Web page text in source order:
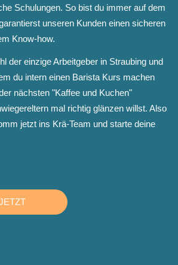
Schulungen. So bist du immer auf dem
unseren Kunden einen sicheren
Know-how.
der einzige Arbeitgeber in Straubing und
du intern einen Barista Kurs machen
nächsten "Kaffee und Kuchen"
mal richtig glänzen willst. Also
jetzt ins Krä-Team und starte deine